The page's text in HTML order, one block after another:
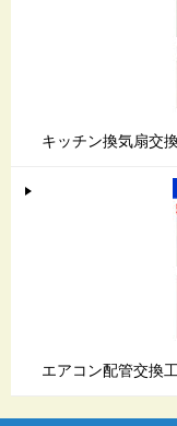
キッチン換気扇交
エアコン配管交換